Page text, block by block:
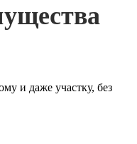
и даже участку, без